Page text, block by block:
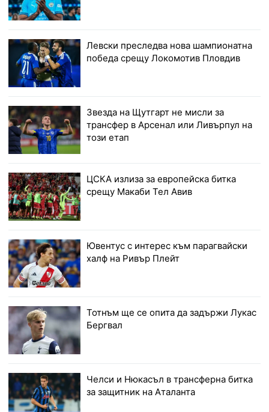
Левски преследва нова шампионатна
победа срещу Локомотив Пловдив
Звезда на Щутгарт не мисли за
трансфер в Арсенал или Ливърпул на
този етап
ЦСКА излиза за европейска битка
срещу Макаби Тел Авив
Ювентус с интерес към парагвайски
халф на Ривър Плейт
Тотнъм ще се опита да задържи Лукас
Бергвал
Челси и Нюкасъл в трансферна битка
за защитник на Аталанта